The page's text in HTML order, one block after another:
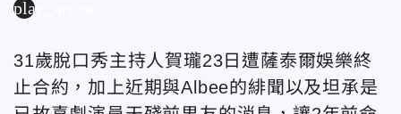
play_arrow
31歲脫口秀主持人賀瓏23日遭薩泰爾娛樂終
止合約，加上近期與Albee的緋聞以及坦承是